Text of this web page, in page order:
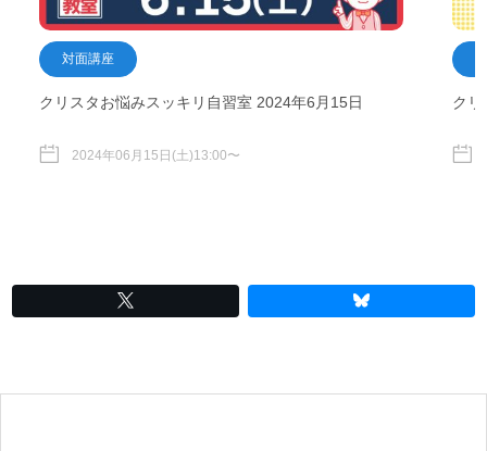
対面講座
クリスタお悩みスッキリ自習室 2024年6月15日
2024年06月15日(土)13:00〜
ク